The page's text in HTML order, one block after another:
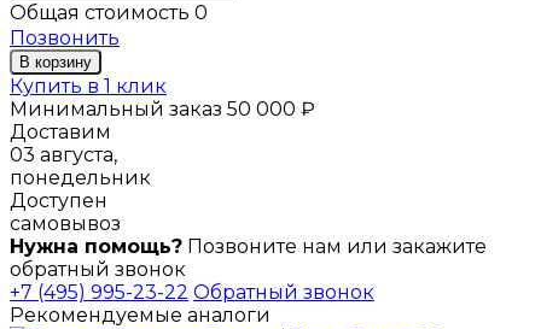
Общая стоимость 0
Позвонить
В корзину
Купить в 1 клик
Минимальный заказ 50 000 ₽
Доставим
03 августа,
понедельник
Доступен
самовывоз
Нужна помощь? Позвоните нам или закажите
обратный звонок
+7 (495) 995-23-22 Обратный звонок
Рекомендуемые аналоги